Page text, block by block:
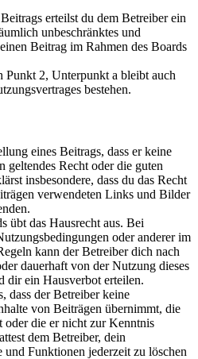
erteilst du dem Betreiber ein
unbeschränktes und
Beitrag im Rahmen des Boards
Punkt 2, Unterpunkt a bleibt auch
bestehen.
eines Beitrags, dass er keine
geltendes Recht oder die guten
insbesondere, dass du das Recht
verwendeten Links und Bilder
übt das Hausrecht aus. Bei
oder anderer im
kann der Betreiber dich nach
dauerhaft von der Nutzung dieses
dir ein Hausverbot erteilen.
dass der Betreiber keine
von Beiträgen übernimmt, die
oder die er nicht zur Kenntnis
dem Betreiber, dein
Funktionen jederzeit zu löschen